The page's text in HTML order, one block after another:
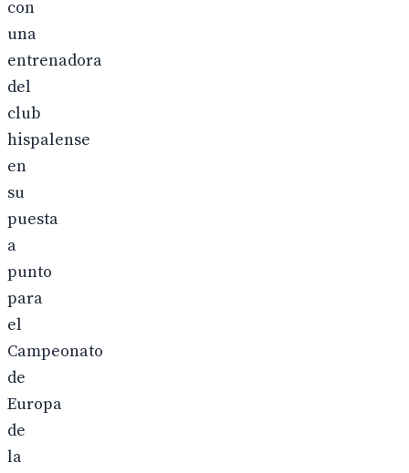
con
una
entrenadora
del
club
hispalense
en
su
puesta
a
punto
para
el
Campeonato
de
Europa
de
la